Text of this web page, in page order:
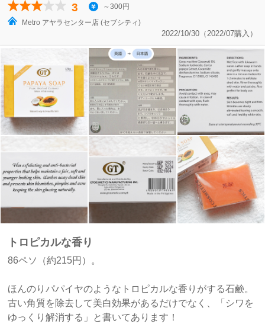
3
～300円
Metro アヤラセンター店 (セブシティ)
2022/10/30（2022/07購入）
トロピカルな香り
86ペソ（約215円）。
ほんのりパパイヤのようなトロピカルな香りがする石鹸。
古い角質を除去して美白効果があるだけでなく、「シワを
ゆっくり解消する」と書いてあります！